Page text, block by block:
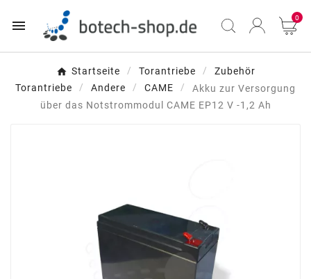
 0
Startseite Torantriebe
Zubehör
Torantriebe
Andere CAME
Akku zur Versorgung
über das Notstrommodul CAME EP12 V -1,2 Ah